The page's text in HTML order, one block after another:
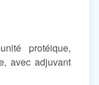
protéique,
avec adjuvant